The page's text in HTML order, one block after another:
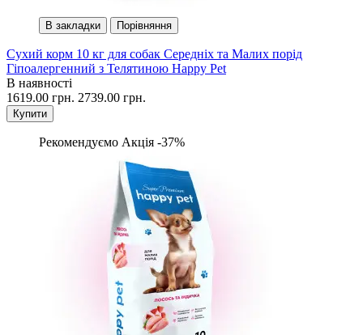
В закладки Порівняння
Сухий корм 10 кг для собак Середніх та Малих порід
Гіпоалергенний з Телятиною Happy Pet
В наявності
1619.00 грн. 2739.00 грн.
Купити
Рекомендуємо Акція -37%